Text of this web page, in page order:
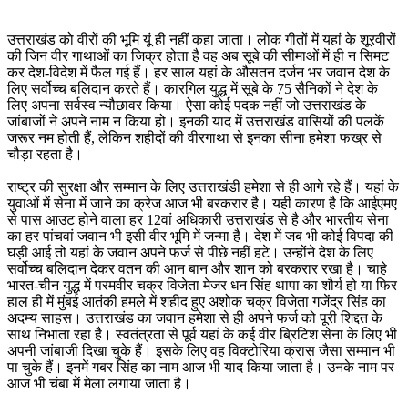
उत्तराखंड को वीरों की भूमि यूं ही नहीं कहा जाता। लोक गीतों में यहां के शूरवीरों
की जिन वीर गाथाओं का जिक्र होता है वह अब सूबे की सीमाओं में ही न सिमट
कर देश-विदेश में फैल गई हैं। हर साल यहां के औसतन दर्जन भर जवान देश के
लिए सर्वोच्च बलिदान करते हैं। कारगिल युद्ध में सूबे के 75 सैनिकों ने देश के
लिए अपना सर्वस्व न्यौछावर किया। ऐसा कोई पदक नहीं जो उत्तराखंड के
जांबाजों ने अपने नाम न किया हो। इनकी याद में उत्तराखंड वासियों की पलकें
जरूर नम होती हैं, लेकिन शहीदों की वीरगाथा से इनका सीना हमेशा फख्र से
चौड़ा रहता है।
राष्ट्र की सुरक्षा और सम्मान के लिए उत्तराखंडी हमेशा से ही आगे रहे हैं। यहां के
युवाओं में सेना में जाने का क्रेज आज भी बरकरार है। यही कारण है कि आईएमए
से पास आउट होने वाला हर 12वां अधिकारी उत्तराखंड से है और भारतीय सेना
का हर पांचवां जवान भी इसी वीर भूमि में जन्मा है। देश में जब भी कोई विपदा की
घड़ी आई तो यहां के जवान अपने फर्ज से पीछे नहीं हटे। उन्होंने देश के लिए
सर्वोच्च बलिदान देकर वतन की आन बान और शान को बरकरार रखा है। चाहे
भारत-चीन युद्ध में परमवीर चक्र विजेता मेजर धन सिंह थापा का शौर्य हो या फिर
हाल ही में मुंबई आतंकी हमले में शहीद हुए अशोक चक्र विजेता गजेंद्र सिंह का
अदम्य साहस। उत्तराखंड का जवान हमेशा से ही अपने फर्ज को पूरी शिद्दत के
साथ निभाता रहा है। स्वतंत्रता से पूर्व यहां के कई वीर ब्रिटिश सेना के लिए भी
अपनी जांबाजी दिखा चुके हैं। इसके लिए वह विक्टोरिया क्रास जैसा सम्मान भी
पा चुके हैं। इनमें गबर सिंह का नाम आज भी याद किया जाता है। उनके नाम पर
आज भी चंबा में मेला लगाया जाता है।